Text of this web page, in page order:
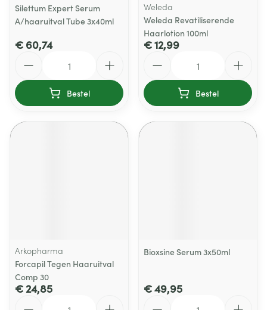
Silettum Expert Serum
A/haaruitval Tube 3x40ml
€ 60,74
Bestel
Weleda
Weleda Revatiliserende
Haarlotion 100ml
€ 12,99
Bestel
Arkopharma
Forcapil Tegen Haaruitval
Comp 30
€ 24,85
Bioxsine Serum 3x50ml
€ 49,95